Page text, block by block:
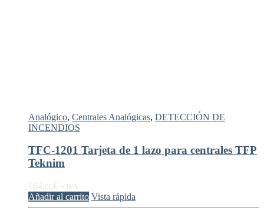
Analógico, Centrales Analógicas, DETECCIÓN DE
INCENDIOS
TFC-1201 Tarjeta de 1 lazo para centrales TFP
Teknim
164,06€ + IVA
Añadir al carrito Vista rápida